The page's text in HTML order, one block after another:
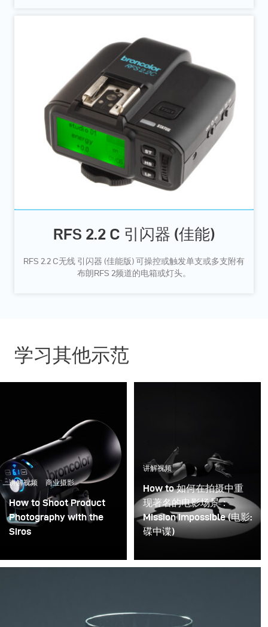
RFS 2.2 C 引闪器 (佳能)
RFS 2.2 C无线 引闪器 (佳能版) 可操控或触发单支或多支附有
布朗RFS 2频道的电箱或灯头。
学习其他示范
讲解视频 商业摄影
How to Shoot Product
Photography with the
Siros
讲解视频
How to 如何在拍摄中重
现著名的电影场景：
Mission Impossible (电影:
碟中谍)